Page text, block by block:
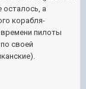
осталось, а
корабля-
пилоты
своей